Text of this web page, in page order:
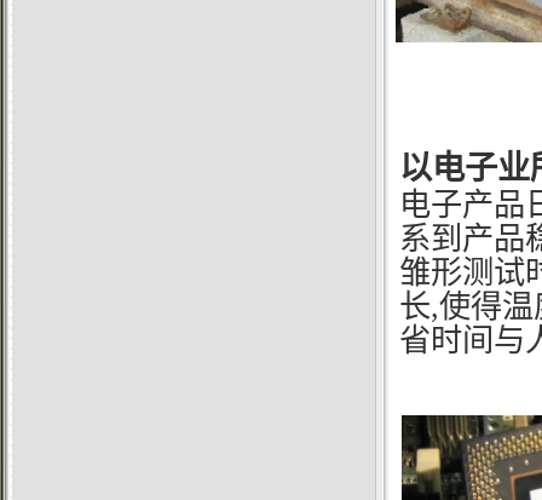
以电子业
电子产品
系到产品
雏形测试
长,使得
省时间与